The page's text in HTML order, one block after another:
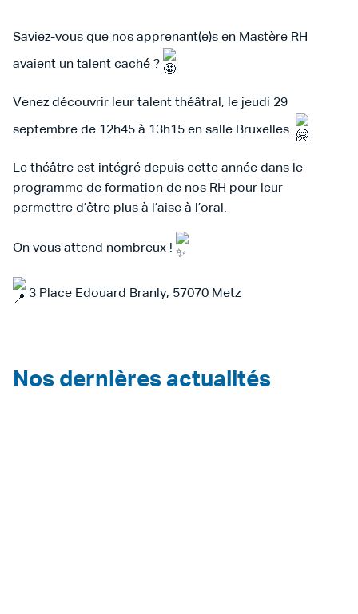
Saviez-vous que nos apprenant(e)s en Mastère RH
avaient un talent caché ?
Venez découvrir leur talent théâtral, le jeudi 29
septembre de 12h45 à 13h15 en salle Bruxelles.
Le théâtre est intégré depuis cette année dans le
programme de formation de nos RH pour leur
permettre d’être plus à l’aise à l’oral.
On vous attend nombreux !
3 Place Edouard Branly, 57070 Metz
Nos dernières actualités